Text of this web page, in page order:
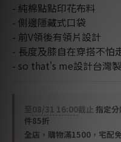
- 純棉點點印花布料
- 側邊隱藏式口袋
- 前V領後有領片設計
- 長度及膝自在穿搭不怕
- so that's me設計台灣
08/31 16:00截止 指定
件85折
全店，購物滿1500，宅配